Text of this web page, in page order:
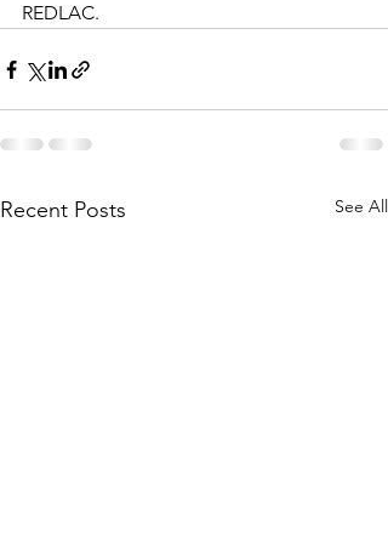
REDLAC.
Recent Posts See All